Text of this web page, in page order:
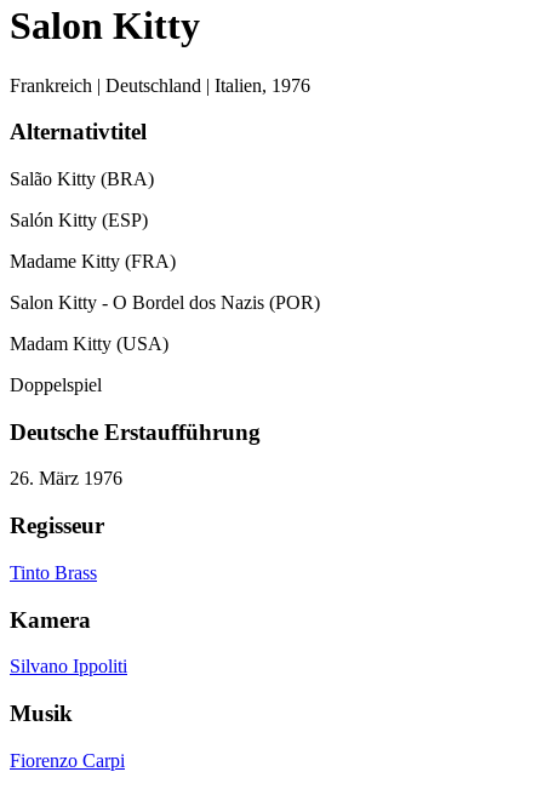
Salon Kitty
Frankreich | Deutschland | Italien, 1976
Alternativtitel
Salão Kitty (BRA)
Salón Kitty (ESP)
Madame Kitty (FRA)
Salon Kitty - O Bordel dos Nazis (POR)
Madam Kitty (USA)
Doppelspiel
Deutsche Erstaufführung
26. März 1976
Regisseur
Tinto Brass
Kamera
Silvano Ippoliti
Musik
Fiorenzo Carpi